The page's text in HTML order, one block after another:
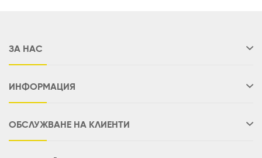
ЗА НАС
ИНФОРМАЦИЯ
ОБСЛУЖВАНЕ НА КЛИЕНТИ